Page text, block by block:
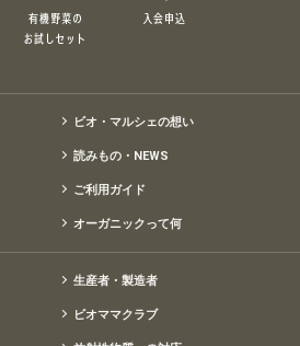
ビオ・マルシェの想い
読みもの・NEWS
ご利用ガイド
オーガニックって何
生産者・製造者
ビオママクラブ